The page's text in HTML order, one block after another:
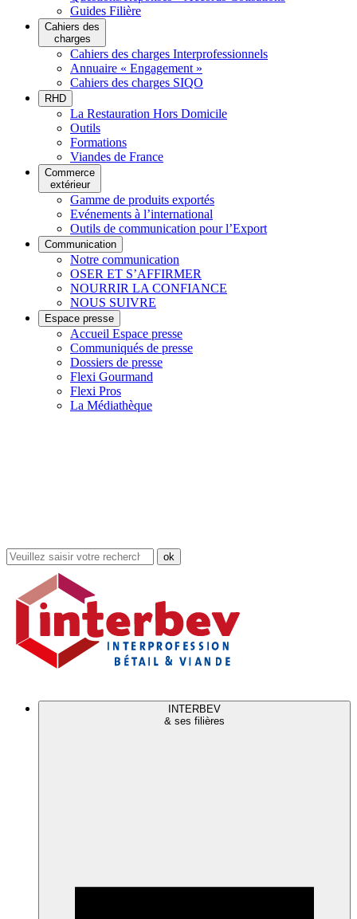
Guides Filière
Cahiers des
charges
Cahiers des charges Interprofessionnels
Annuaire « Engagement »
Cahiers des charges SIQO
RHD
La Restauration Hors Domicile
Outils
Formations
Viandes de France
Commerce
extérieur
Gamme de produits exportés
Evénements à l’international
Outils de communication pour l’Export
Communication
Notre communication
OSER ET S’AFFIRMER
NOURRIR LA CONFIANCE
NOUS SUIVRE
Espace presse
Accueil Espace presse
Communiqués de presse
Dossiers de presse
Flexi Gourmand
Flexi Pros
La Médiathèque
Rechercher
dans
site
INTERBEV
& ses filières